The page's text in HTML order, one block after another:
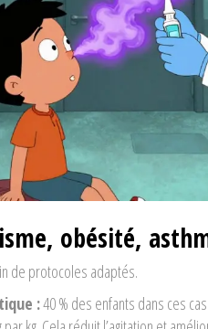
obésité,
de protocoles adaptés.
:40 % des enfants dans ces